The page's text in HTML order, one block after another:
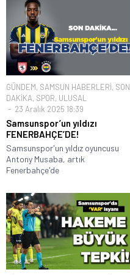
GÜNDEM, SAMSUN HABERLERİ, SON
DAKİKA, SPOR, ULUSAL
23 Aralık 2025 18:39
Samsunspor’un yıldızı
FENERBAHÇE’DE!
Samsunspor'un yıldız oyuncusu
Antony Musaba, artık
Fenerbahçe'de